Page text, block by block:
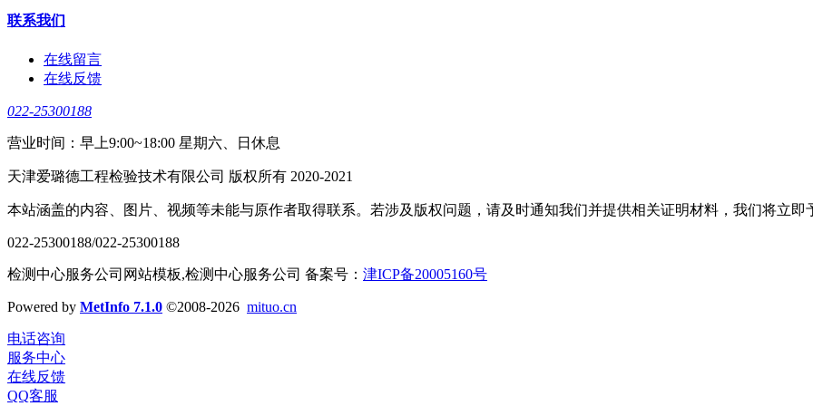
联系我们
在线留言
在线反馈
022-25300188
营业时间：早上9:00~18:00 星期六、日休息
天津爱璐德工程检验技术有限公司 版权所有 2020-2021
本站涵盖的内容、图片、视频等未能与原作者取得联系。若涉及版权问题，请及时通知我们并提供相关证明材料，我们将立即
022-25300188/022-25300188
检测中心服务公司网站模板,检测中心服务公司 备案号： 津ICP备20005160号
Powered by MetInfo 7.1.0 ©2008-2026 mituo.cn
电话咨询
服务中心
在线反馈
QQ客服